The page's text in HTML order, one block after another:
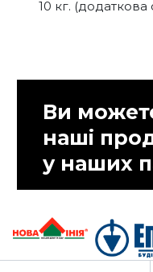
10 кг. (додаткова
Ви
наші
у наших